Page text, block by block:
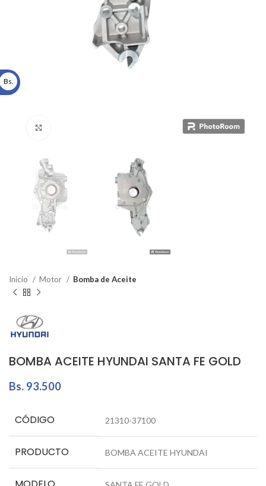
Inicio Motor Bomba de Aceite
BOMBA ACEITE HYUNDAI SANTA FE GOLD
Bs. 93.500
CÓDIGO 21310-37100
PRODUCTO BOMBA ACEITE HYUNDAI
Bs.